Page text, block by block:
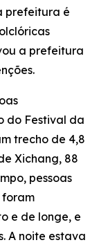
prefeitura é
a prefeitura
do Festival da
trecho de 4,8
Xichang, 88
pessoas
foram
e de longe, e
A noite estava